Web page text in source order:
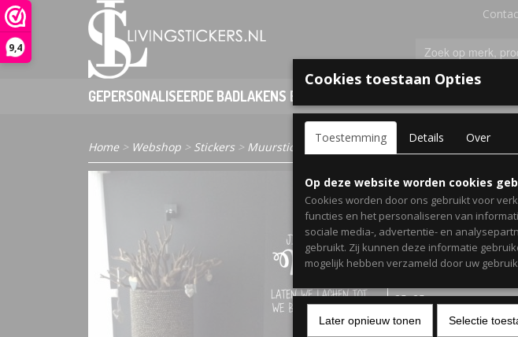
9,4
GEPERSONALISEERDE BADLAKENS EN PONCHO'S VOOR KINDEREN
Home> Webshop > Stickers > Muurstickers Woonkamer> Muursticker Bestie!
€ 10,00 (inclusief btw
Levertijd 1-3 werkdagen
Aantal
Cookies toestaan Opties
Toestemming Details Over
Op deze website worden cookies
Cookies worden door ons gebruikt voor
functies en het personaliseren van
sociale media-, advertentie- en
gebruikt. Zij kunnen deze informatie
mogelijk hebben verzameld door uw
Later opnieuw tonen Selectie